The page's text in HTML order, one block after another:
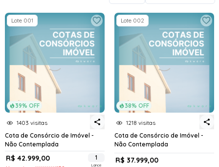
39% OFF
Lote 001
1403 visitas
Cota de Consórcio de Imóvel -
Não Contemplada
R$ 42.999,00 1
Lance
38% OFF
Lote 002
1218 visitas
Cota de Consórcio de Imóvel -
Não Contemplada
R$ 37.999,00